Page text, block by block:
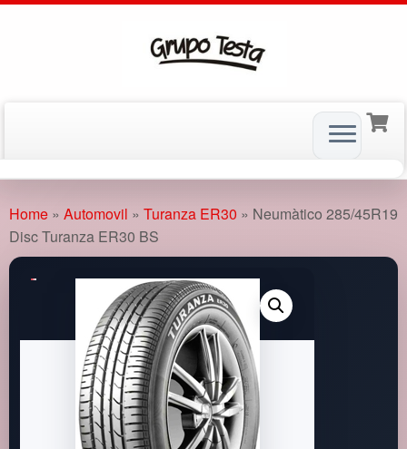
to
content
Home » Automovil » Turanza ER30 » Neumàtico 285/45R19
Disc Turanza ER30 BS